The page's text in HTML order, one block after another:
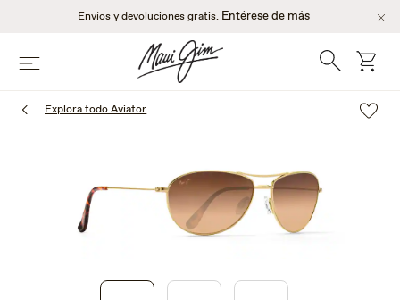
principal
Envíos y devoluciones gratis. Entérese de más
Menú BúsquedaCarro
Explora todo Aviator